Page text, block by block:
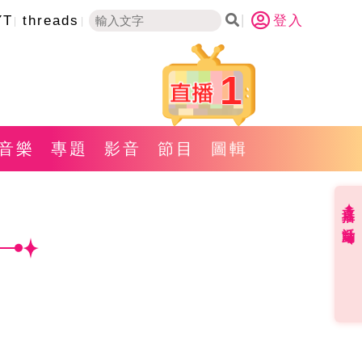
threads 登入
1
樂 專題 影音 節目 圖輯
直播✦活動